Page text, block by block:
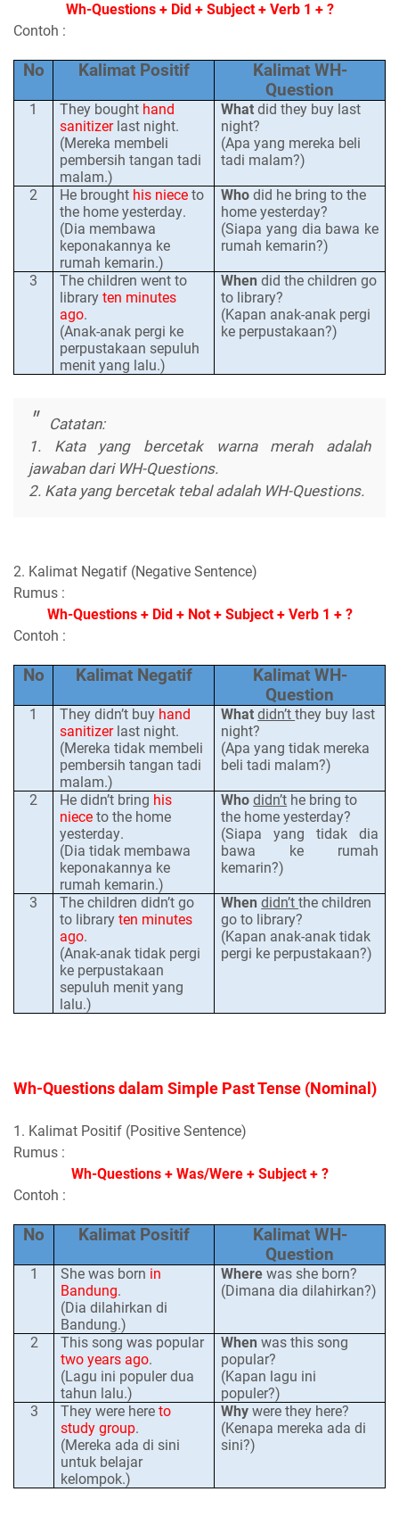
Wh-Questions + Did + Subject + Verb 1 + ?
Contoh :
No Kalimat Positif
Kalimat WH-
Question
1 They bought hand
sanitizer last night.
(Mereka membeli
pembersih tangan tadi
malam.)
What did they buy last
night?
(Apa yang mereka beli
tadi malam?)
2 He brought his nieceto
the home yesterday.
(Dia membawa
keponakannya ke
rumah kemarin.)
Who did he bring to the
home yesterday?
(Siapa yang dia bawa ke
rumah kemarin?)
3
The children went to
libraryten minutes
ago.
(Anak-anak pergi ke
perpustakaan sepuluh
menit yang lalu.)
When did the children go
to library?
(Kapan anak-anak pergi
ke perpustakaan?)
Catatan:
1. Kata yang bercetak warna merah adalah
jawaban dari WH-Questions.
2. Kata yang bercetak tebal adalah WH-Questions.
2. Kalimat Negatif (Negative Sentence)
Rumus :
Wh-Questions + Did + Not + Subject + Verb 1 + ?
Contoh :
No Kalimat Negatif
Kalimat WH-
Question
1 They didn’t buy hand
sanitizer last night.
(Mereka tidak membeli
pembersih tangan tadi
malam.)
What didn’tthey buy last
night?
(Apa yang tidak mereka
beli tadi malam?)
2 He didn’t bring his
nieceto the home
yesterday.
(Dia tidak membawa
keponakannya ke
rumah kemarin.)
Who didn’t he bring to
the home yesterday?
(Siapa yang tidak dia
bawa ke rumah
kemarin?)
3
The children didn’t go
to libraryten minutes
ago.
(Anak-anak tidak pergi
ke perpustakaan
sepuluh menit yang
lalu.)
When didn’tthe children
go to library?
(Kapan anak-anak tidak
pergi ke perpustakaan?)
Wh-Questions dalam Simple Past Tense (Nominal)
1. Kalimat Positif (Positive Sentence)
Rumus :
Wh-Questions + Was/Were + Subject + ?
Contoh :
No Kalimat Positif
Kalimat WH-
Question
1 She was born in
Bandung.
(Dia dilahirkan di
Bandung.)
Wherewas she born?
(Dimana dia dilahirkan?)
2
This song was popular
two years ago.
(Lagu ini populer dua
tahun lalu.)
Whenwas this song
popular?
(Kapan lagu ini
populer?)
3
They were hereto
study group.
(Mereka ada di sini
untuk belajar
kelompok.)
Whywere they here?
(Kenapa mereka ada di
sini?)